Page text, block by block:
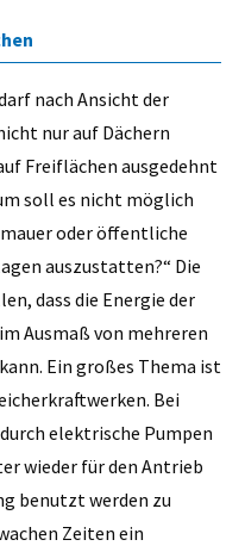
nach Ansicht der
nur auf Dächern
Freiflächen ausgedehnt
soll es nicht möglich
oder öffentliche
auszustatten?“ Die
dass die Energie der
Ausmaß von mehreren
Ein großes Thema ist
Bei
elektrische Pumpen
wieder für den Antrieb
benutzt werden zu
Zeiten ein